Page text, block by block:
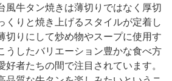
風牛タン焼きは薄切りではなく厚切
くりと焼き上げるスタイルが定着し
切りにして炒め物やスープに使用す
うしたバリエーション豊かな食べ方
好者たちの間で注目されています。